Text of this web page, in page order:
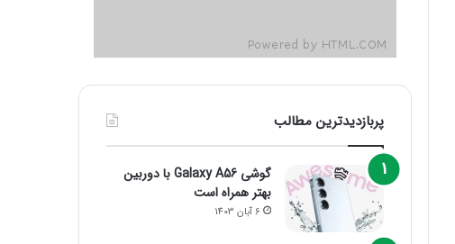
پربازدیدترین مطالب
گوشی Galaxy A56 با دوربین
بهتر همراه است
6 آبان 1403